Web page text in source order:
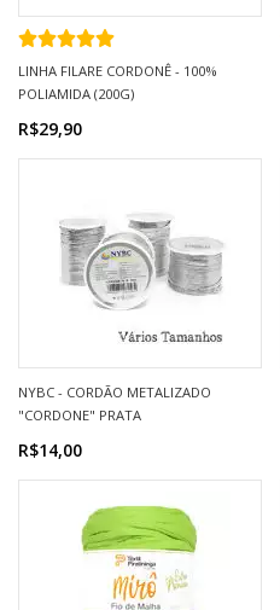
LINHA FILARE CORDONÊ - 100%
POLIAMIDA (200G)
R$29,90
NYBC - CORDÃO METALIZADO
"CORDONE" PRATA
R$14,00